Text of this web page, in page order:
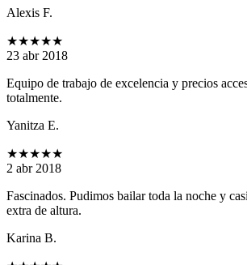
Alexis F.
★★★★★
23 abr 2018
Equipo de trabajo de excelencia y precios
totalmente.
Yanitza E.
★★★★★
2 abr 2018
Fascinados. Pudimos bailar toda la noche y
extra de altura.
Karina B.